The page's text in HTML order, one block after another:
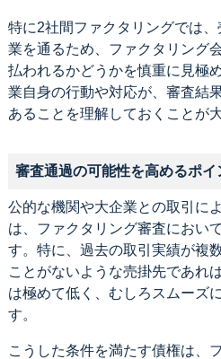
特に2社間ファクタリングでは
業を通るため、ファクタリング
払われるかどうかを慎重に見極
業自身の行動や対応が、審査結
あることを理解しておくことが
審査通過の可能性を高めるポイ
公的な機関や大企業との取引に
は、ファクタリング審査におい
す。特に、過去の取引実績が複
ことがないような売掛先であれ
は極めて低く、むしろスムーズ
す。
こうした条件を満たす債権は、